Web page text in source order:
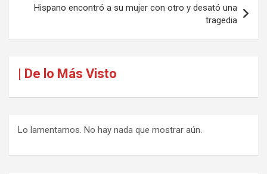
Hispano encontró a su mujer con otro y desató una
tragedia
| De lo Más Visto
Lo lamentamos. No hay nada que mostrar aún.